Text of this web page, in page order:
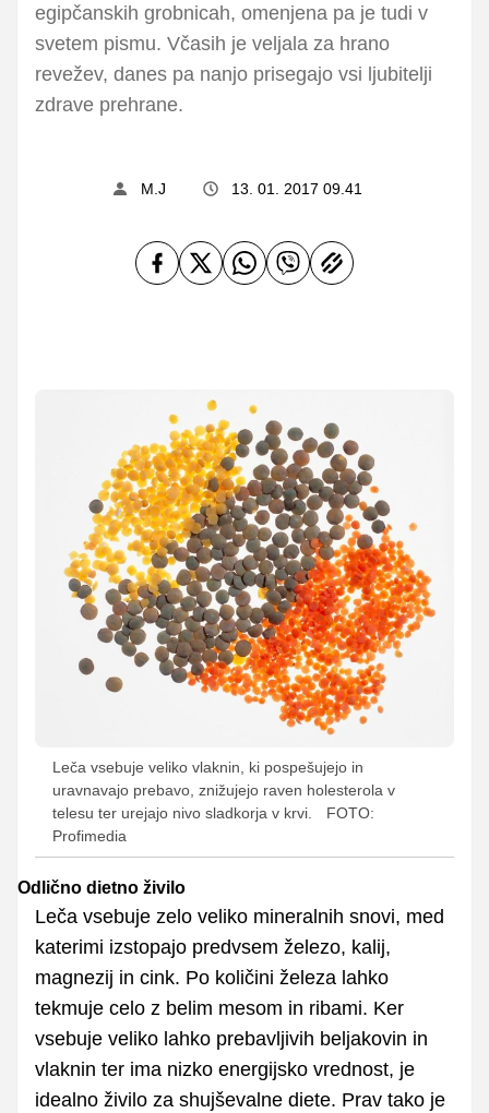
egipčanskih grobnicah, omenjena pa je tudi v
svetem pismu. Včasih je veljala za hrano
revežev, danes pa nanjo prisegajo vsi ljubitelji
zdrave prehrane.
M.J 13. 01. 2017 09.41
Leča vsebuje veliko vlaknin, ki pospešujejo in
uravnavajo prebavo, znižujejo raven holesterola v
telesu ter urejajo nivo sladkorja v krvi.
FOTO:
Profimedia
Odlično dietno živilo
Leča vsebuje zelo veliko mineralnih snovi, med
katerimi izstopajo predvsem železo, kalij,
magnezij in cink. Po količini železa lahko
tekmuje celo z belim mesom in ribami. Ker
vsebuje veliko lahko prebavljivih beljakovin in
vlaknin ter ima nizko energijsko vrednost, je
idealno živilo za shujševalne diete. Prav tako je